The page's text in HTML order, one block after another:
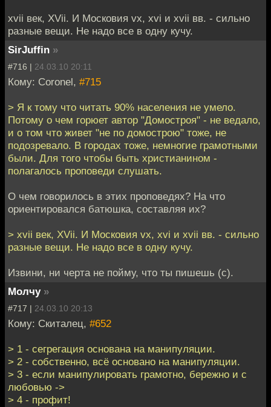
xvii век, XVii. И Московия vx, xvi и xvii вв. - сильно
разные вещи. Не надо все в одну кучу.
SirJuffin »
#716 | 24.03.10 20:11
Кому: Coronel, #715
> Я к тому что читать 90% населения не умело.
Потому о чем горюет автор "Домостроя" - не ведало,
и о том что живет "не по домострою" тоже, не
подозревало. В городах тоже, немногие грамотными
были. Для того чтобы быть христианином -
полагалось проповеди слушать.
О чем говорилось в этих проповедях? На что
ориентировался батюшка, составляя их?
> xvii век, XVii. И Московия vx, xvi и xvii вв. - сильно
разные вещи. Не надо все в одну кучу.
Извини, ни черта не пойму, что ты пишешь (с).
Молчу »
#717 | 24.03.10 20:13
Кому: Скиталец, #652
> 1 - сегрегация основана на манипуляции.
> 2 - собственно, всё основано на манипуляции.
> 3 - если манипулировать грамотно, бережно и с
любовью ->
> 4 - профит!